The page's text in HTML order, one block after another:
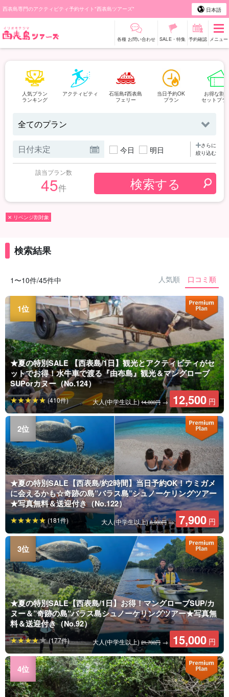
西表島専門のアクティビティ予約サイト"西表島ツアーズ" 日本語
各種 お問い合わせ SALE・特集 予約確認 メニュー
人気プラン
ランキング
アクティビティ
石垣島⇄西表島
フェリー
当日予約OK
プラン
お得な割引
セットプラ
今日 明日
さらに
絞り込む
該当プラン数
45件
✕ リベンジ割対象
検索結果
1〜10件/45件中 人気順 口コミ順
★夏の特別SALE 【西表島/1日】観光とアクティビティがセ
ットでお得！水牛車で渡る『由布島』観光＆マングローブ
SUPorカヌー（No.124）
大人(中学生以上)14,000円→ 12,500 円
(410件)
★夏の特別SALE【西表島/約2時間】当日予約OK！ウミガメ
に会えるかも☆奇跡の島”バラス島”シュノーケリングツアー
★写真無料＆送迎付き（No.122）
大人(中学生以上)8,900円→ 7,900 円
(181件)
★夏の特別SALE【西表島/1日】お得！マングローブSUP/カ
ヌー＆”奇跡の島”バラス島シュノーケリングツアー★写真無
料＆送迎付き（No.92）
大人(中学生以上) 21,700円 → 15,000 円
(177件)